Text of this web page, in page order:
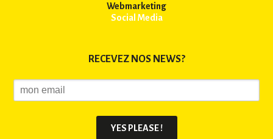
Webmarketing
Social Media
RECEVEZ NOS NEWS?